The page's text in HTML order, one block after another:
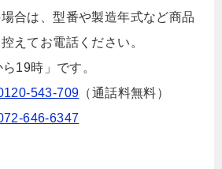
合は、型番や製造年式など商品
えてお電話ください。
19時」です。
543-709 （通話料無料）
646-6347